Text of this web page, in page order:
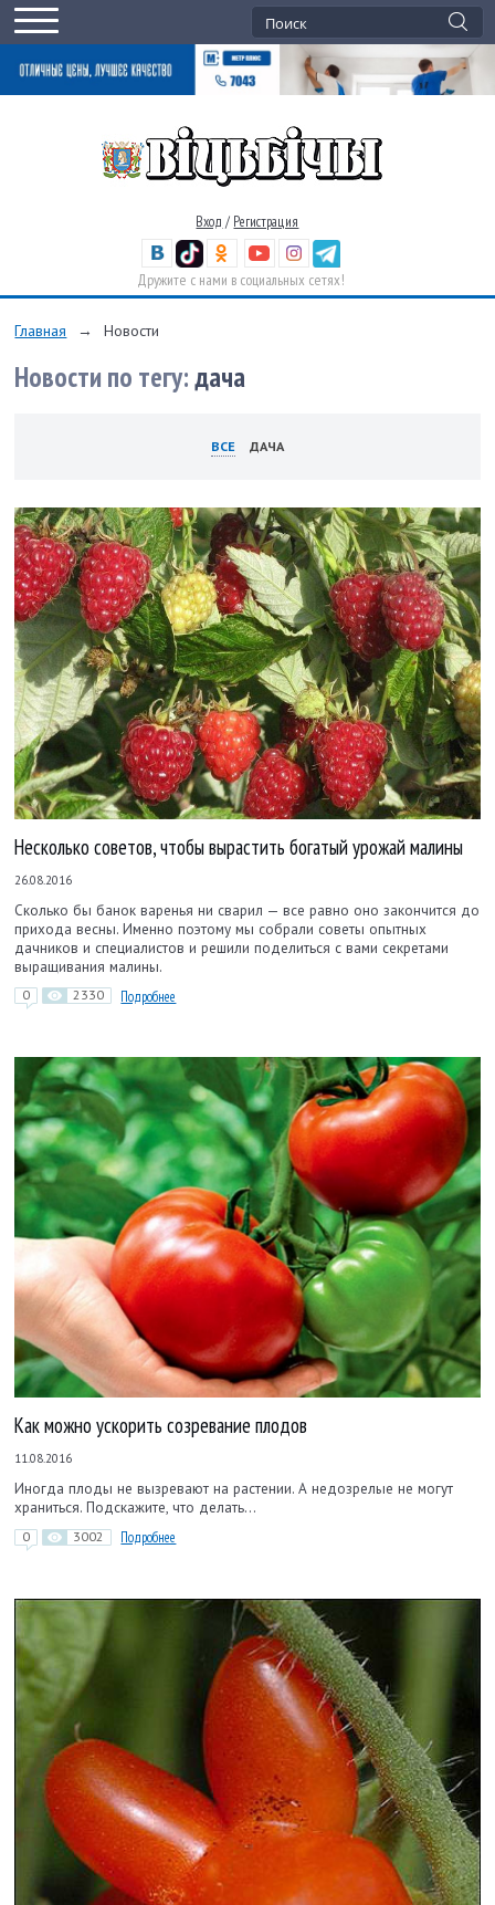
Вход / Регистрация
Дружите с нами в социальных сетях!
Главная → Новости
Новости по тегу:дача
ВСЕ ДАЧА
Несколько советов, чтобы вырастить богатый урожай малины
26.08.2016
Сколько бы банок варенья ни сварил — все равно оно закончится до
прихода весны. Именно поэтому мы собрали советы опытных
дачников и специалистов и решили поделиться с вами секретами
выращивания малины.
0 2330 Подробнее
Как можно ускорить созревание плодов
11.08.2016
Иногда плоды не вызревают на растении. А недозрелые не могут
храниться. Подскажите, что делать...
0 3002 Подробнее